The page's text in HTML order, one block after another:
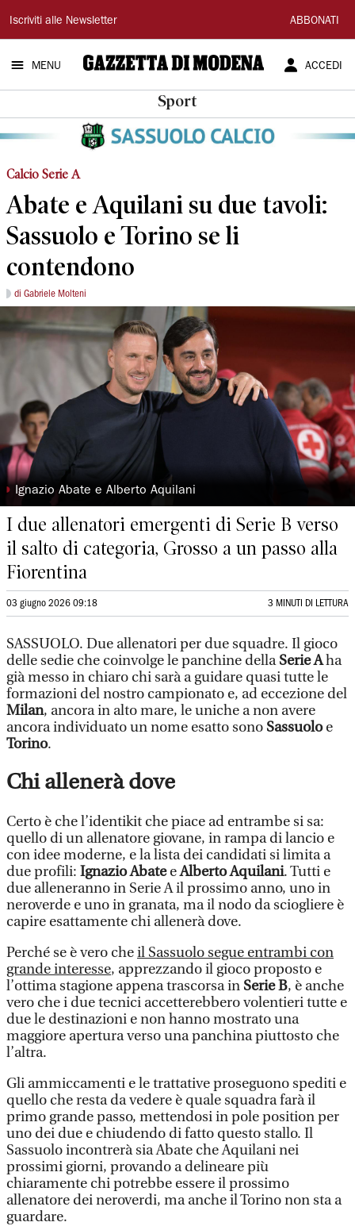
Gazzetta
di
Modena
Iscriviti alle Newsletter ABBONATI
MENU ACCEDI
Sport
Calcio Serie A
Abate e Aquilani su due tavoli:
Sassuolo e Torino se li
contendono
di Gabriele Molteni
◗ Ignazio Abate e Alberto Aquilani
I due allenatori emergenti di Serie B verso
il salto di categoria, Grosso a un passo alla
Fiorentina
03 giugno 2026 09:18 3 MINUTI DI LETTURA
SASSUOLO. Due allenatori per due squadre. Il gioco
delle sedie che coinvolge le panchine dellaSerie Aha
già messo in chiaro chi sarà a guidare quasi tutte le
formazioni del nostro campionato e, ad eccezione del
Milan, ancora in alto mare, le uniche a non avere
ancora individuato un nome esatto sono Sassuoloe
Torino.
Chi allenerà dove
Certo è che l’identikit che piace ad entrambe si sa:
quello di un allenatore giovane, in rampa di lancio e
con idee moderne, e la lista dei candidati si limita a
due profili: Ignazio AbateeAlberto Aquilani. Tutti e
due alleneranno in Serie A il prossimo anno, uno in
neroverde e uno in granata, ma il nodo da sciogliere è
capire esattamente chi allenerà dove.
Perché se è vero cheil Sassuolo segue entrambi con
grande interesse, apprezzando il gioco proposto e
l’ottima stagione appena trascorsa in Serie B, è anche
vero che i due tecnici accetterebbero volentieri tutte e
due le destinazioni e non hanno mostrato una
maggiore apertura verso una panchina piuttosto che
l’altra.
Gli ammiccamenti e le trattative proseguono spediti e
quello che resta da vedere è quale squadra farà il
primo grande passo, mettendosi in pole position per
uno dei due e chiudendo di fatto questo stallo. Il
Sassuolo incontrerà sia Abate che Aquilani nei
prossimi giorni, provando a delineare più
chiaramente chi potrebbe essere il prossimo
allenatore dei neroverdi, ma anche il Torino non sta a
guardare.